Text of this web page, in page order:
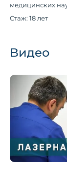
медицинских
Стаж: 18 лет
Видео